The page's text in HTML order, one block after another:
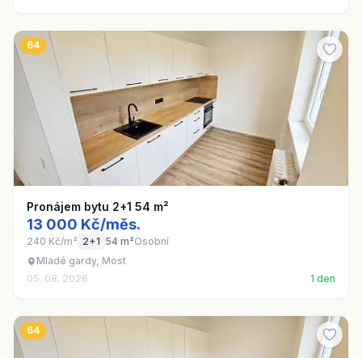
64
Pronájem bytu 2+1 54 m²
13 000 Kč/měs.
240 Kč/m² 2+1 54 m²Osobní
Mladé gardy, Most
05. 08. 2026
1 den
64